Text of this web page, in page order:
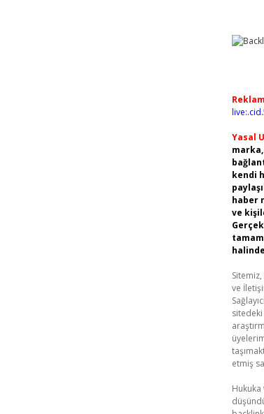
Yasal
kendi
haber
ve
ve
etmiş
Hukuka